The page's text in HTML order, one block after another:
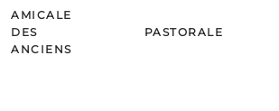
AMICALE
DES
ANCIENS
PASTORALE